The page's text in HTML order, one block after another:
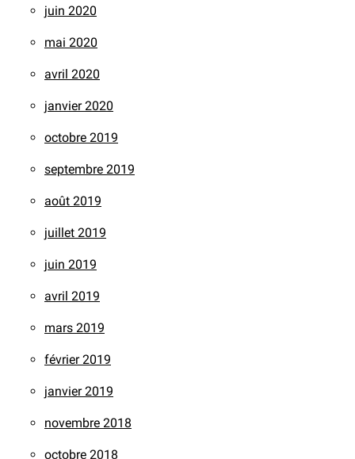
juin 2020
mai 2020
avril 2020
janvier 2020
octobre 2019
septembre 2019
août 2019
juillet 2019
juin 2019
avril 2019
mars 2019
février 2019
janvier 2019
novembre 2018
octobre 2018